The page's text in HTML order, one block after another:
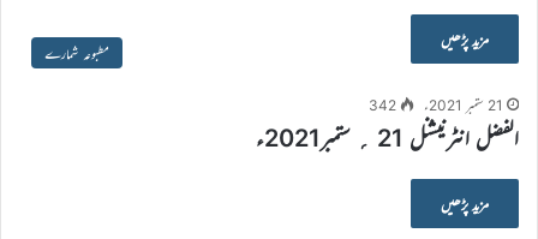
مزید پڑھیں
مطبوعہ شمارے
21 ستمبر 2021ء 342
الفضل انٹرنيشنل 21 ؍ ستمبر2021ء
مزید پڑھیں